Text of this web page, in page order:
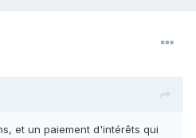
et un paiement d'intérêts qui